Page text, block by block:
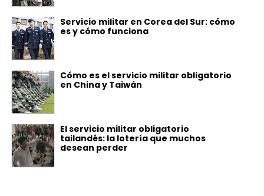
Servicio militar en Corea del Sur: cómo
es y cómo funciona
Cómo es el servicio militar obligatorio
en China y Taiwán
El servicio militar obligatorio
tailandés: la lotería que muchos
desean perder